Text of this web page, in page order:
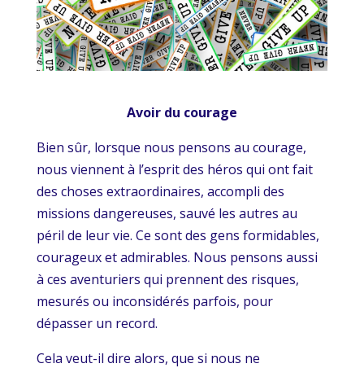
Avoir du courage
Bien sûr, lorsque nous pensons au courage,
nous viennent à l’esprit des héros qui ont fait
des choses extraordinaires, accompli des
missions dangereuses, sauvé les autres au
péril de leur vie. Ce sont des gens formidables,
courageux et admirables. Nous pensons aussi
à ces aventuriers qui prennent des risques,
mesurés ou inconsidérés parfois, pour
dépasser un record.
Cela veut-il dire alors, que si nous ne